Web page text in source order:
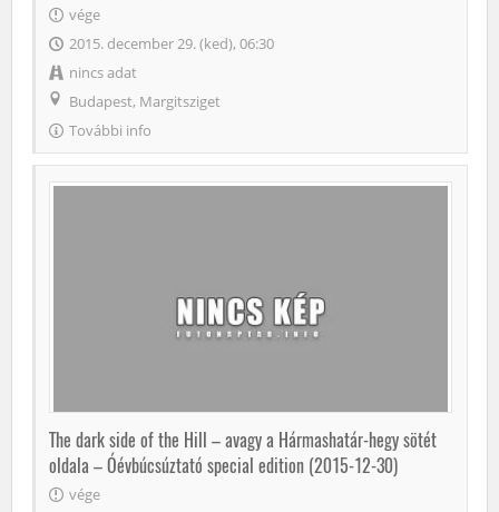
vége
2015. december 29. (ked), 06:30
nincs adat
Budapest, Margitsziget
További info
The dark side of the Hill – avagy a Hármashatár-hegy sötét
oldala – Óévbúcsúztató special edition (2015-12-30)
vége